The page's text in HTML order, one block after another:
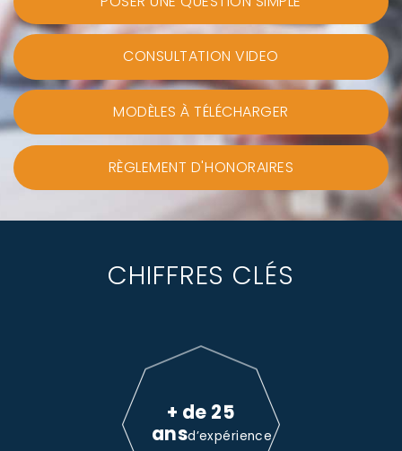
CONSULTATION VIDEO
MODÈLES À TÉLÉCHARGER
RÈGLEMENT D'HONORAIRES
CHIFFRES CLÉS
+ de 25
ansd’expérience